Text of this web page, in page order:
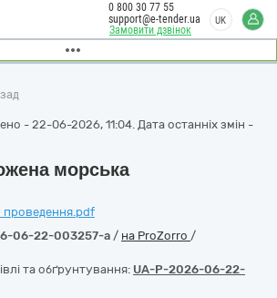
Замовити дзвінок
0 800 30 77 55
support@e-tender.ua
UK
- 22-06-2026, 11:04. Дата останніх змін -
морська
06-22-003257-a / на ProZorro /
та обґрунтування: UA-P-2026-06-22-